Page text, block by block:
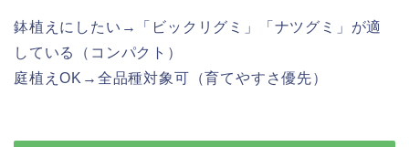
鉢植えにしたい→「ビックリグミ」「ナツグミ」が適
している（コンパクト）
庭植えOK→全品種対象可（育てやすさ優先）